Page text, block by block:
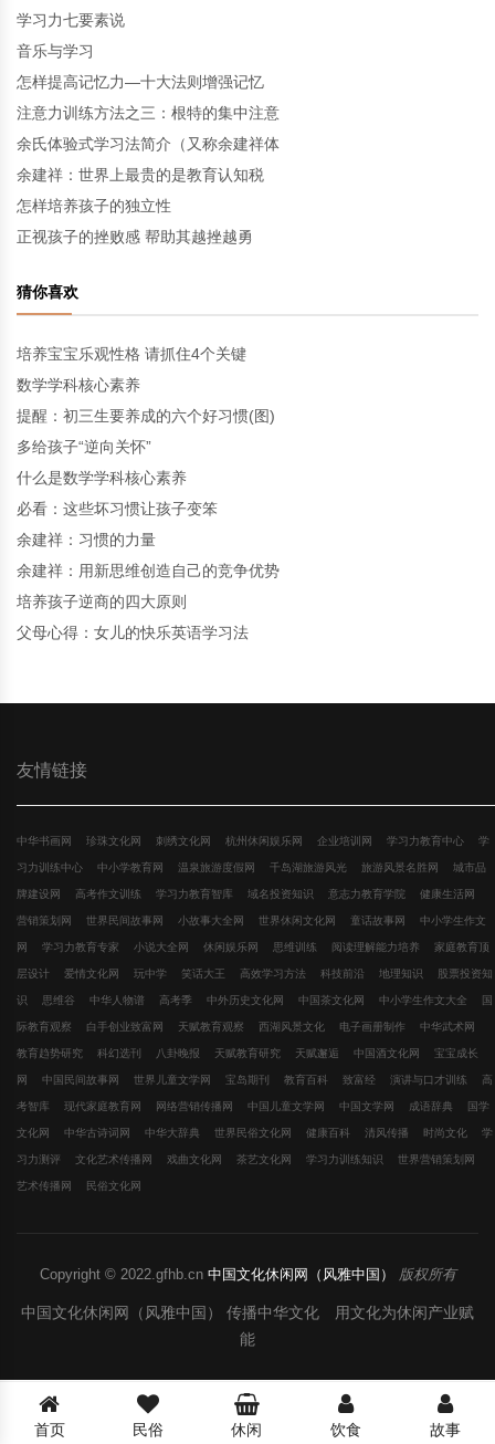
学习力七要素说
音乐与学习
怎样提高记忆力—十大法则增强记忆
注意力训练方法之三：根特的集中注意
余氏体验式学习法简介（又称余建祥体
余建祥：世界上最贵的是教育认知税
怎样培养孩子的独立性
正视孩子的挫败感 帮助其越挫越勇
猜你喜欢
培养宝宝乐观性格 请抓住4个关键
数学学科核心素养
提醒：初三生要养成的六个好习惯(图)
多给孩子“逆向关怀”
什么是数学学科核心素养
必看：这些坏习惯让孩子变笨
余建祥：习惯的力量
余建祥：用新思维创造自己的竞争优势
培养孩子逆商的四大原则
父母心得：女儿的快乐英语学习法
友情链接
中华书画网 珍珠文化网 刺绣文化网 杭州休闲娱乐网 企业培训网 学习力教育中心 学
习力训练中心 中小学教育网 温泉旅游度假网 千岛湖旅游风光 旅游风景名胜网 城市品
牌建设网 高考作文训练 学习力教育智库 域名投资知识 意志力教育学院 健康生活网
营销策划网 世界民间故事网 小故事大全网 世界休闲文化网 童话故事网 中小学生作文
网 学习力教育专家 小说大全网 休闲娱乐网 思维训练 阅读理解能力培养 家庭教育顶
层设计 爱情文化网 玩中学 笑话大王 高效学习方法 科技前沿 地理知识 股票投资知
识 思维谷 中华人物谱 高考季 中外历史文化网 中国茶文化网 中小学生作文大全 国
际教育观察 白手创业致富网 天赋教育观察 西湖风景文化 电子画册制作 中华武术网
教育趋势研究 科幻选刊 八卦晚报 天赋教育研究 天赋邂逅 中国酒文化网 宝宝成长
网 中国民间故事网 世界儿童文学网 宝岛期刊 教育百科 致富经 演讲与口才训练 高
考智库 现代家庭教育网 网络营销传播网 中国儿童文学网 中国文学网 成语辞典 国学
文化网 中华古诗词网 中华大辞典 世界民俗文化网 健康百科 清风传播 时尚文化 学
习力测评 文化艺术传播网 戏曲文化网 茶艺文化网 学习力训练知识 世界营销策划网
艺术传播网 民俗文化网
Copyright © 2022.gfhb.cn 中国文化休闲网（风雅中国） 版权所有
中国文化休闲网（风雅中国） 传播中华文化 用文化为休闲产业赋
能
首页 民俗 休闲 饮食 故事